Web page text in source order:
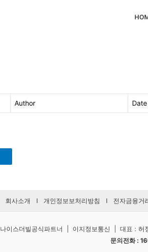
Author Date
회사소개 I 개인정보보처리방침 I 전자금융거
나이스더빌공식파트너 | 이지정보통신 | 대표 :
문의전화 :